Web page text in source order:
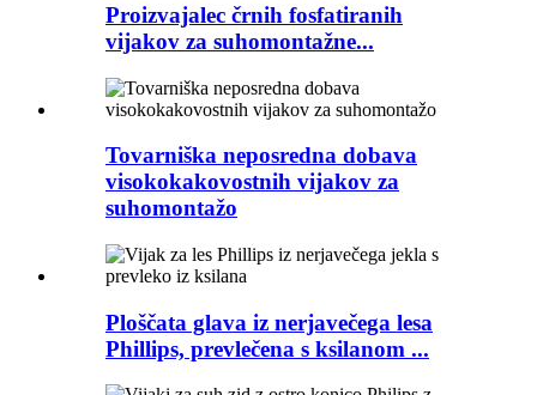
Proizvajalec črnih fosfatiranih
vijakov za suhomontažne...
Tovarniška neposredna dobava
visokokakovostnih vijakov za
suhomontažo
Ploščata glava iz nerjavečega lesa
Phillips, prevlečena s ksilanom ...